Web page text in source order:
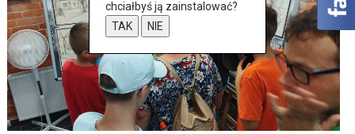
chciałbyś ją zainstalować?
TAK
NIE